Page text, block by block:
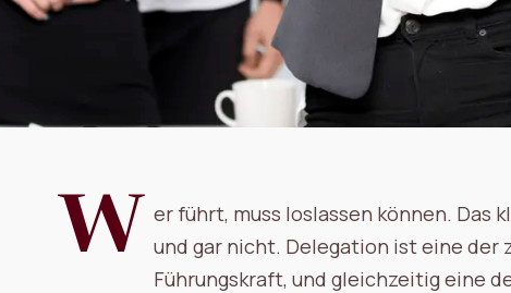
W
er führt, muss loslassen können. Das
und gar nicht. Delegation ist eine der
Führungskraft, und gleichzeitig eine